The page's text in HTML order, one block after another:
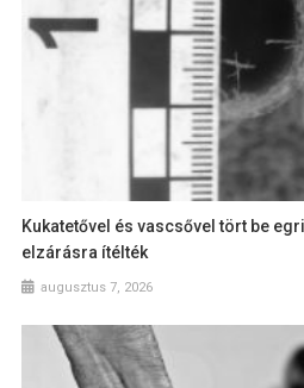
Kukatetővel és vascsővel tört be
elzárásra ítélték
augusztus 7, 2026